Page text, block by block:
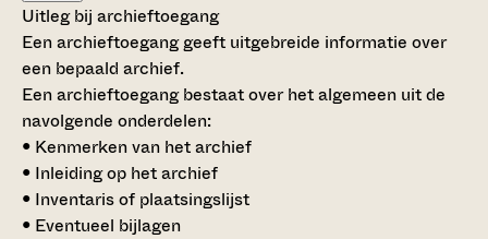
Uitleg bij archieftoegang
Een archieftoegang geeft uitgebreide informatie over
een bepaald archief.
Een archieftoegang bestaat over het algemeen uit de
navolgende onderdelen:
• Kenmerken van het archief
• Inleiding op het archief
• Inventaris of plaatsingslijst
• Eventueel bijlagen